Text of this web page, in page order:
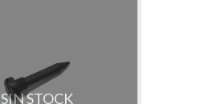
SIN STOCK